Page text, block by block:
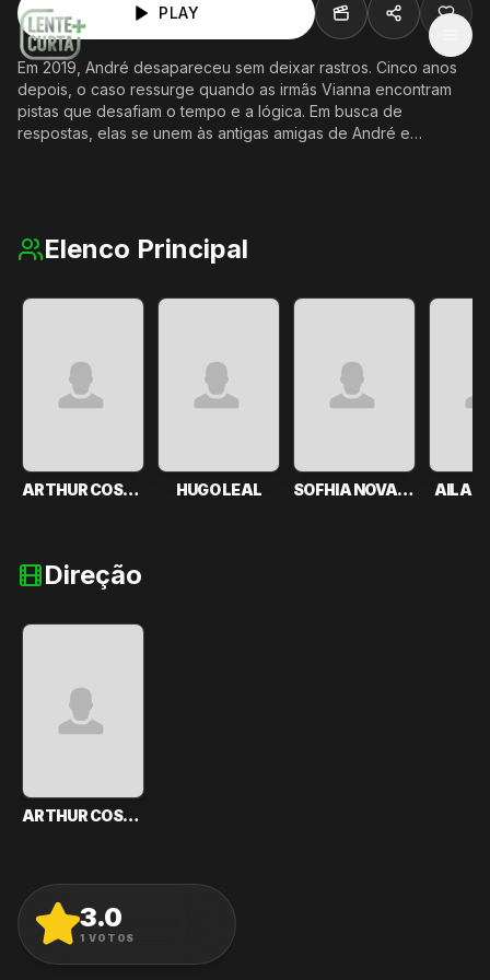
PLAY
Em 2019, André desapareceu sem deixar rastros. Cinco anos
depois, o caso ressurge quando as irmãs Vianna encontram
pistas que desafiam o tempo e a lógica. Em busca de
respostas, elas se unem às antigas amigas de André e
onde cada escolha pode salvar o mundo.
Elenco Principal
ARTHUR COSTA HUGO LEAL SOFHIA NOVAES
Direção
ARTHUR COSTA
3.0
1 VOTOS